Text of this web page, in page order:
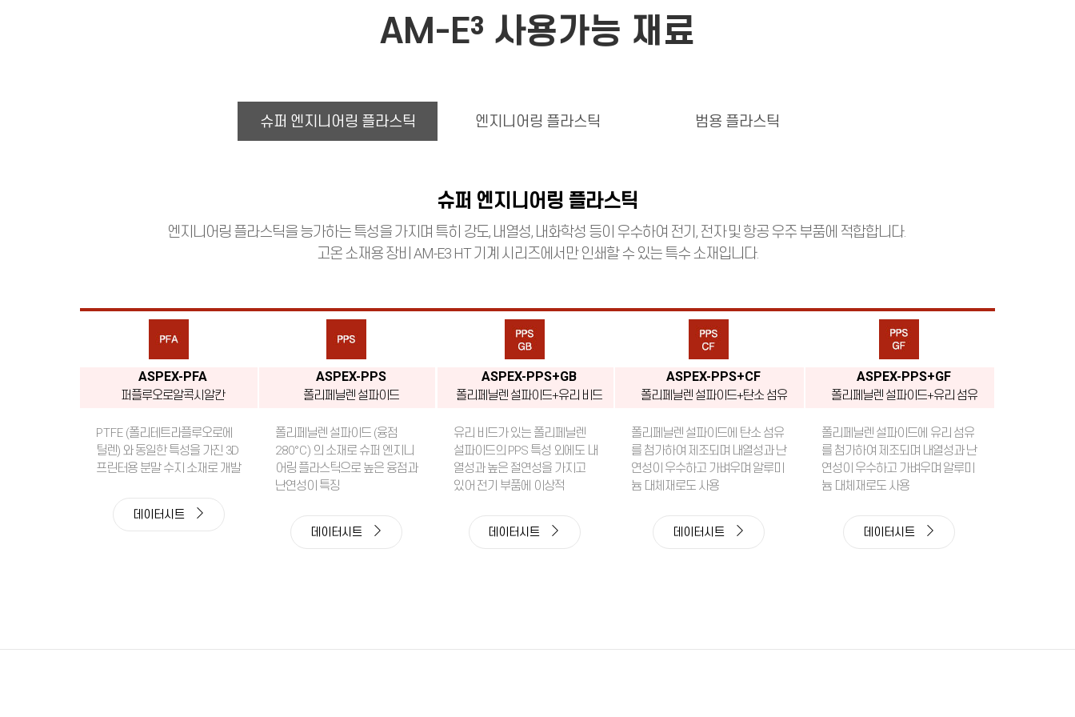
AM-E³ 사용가능 재료
슈퍼 엔지니어링 플라스틱 엔지니어링 플라스틱 범용 플라스틱
슈퍼 엔지니어링 플라스틱
엔지니어링 플라스틱을 능가하는 특성을 가지며 특히 강도, 내열성, 내화학성 등이 우수하여 전기, 전자 및 항공 우주 부품에 적합합니다.
고온 소재용 장비 AM-E3 HT 기계 시리즈에서만 인쇄할 수 있는 특수 소재입니다.
ASPEX-PFA
퍼플루오로알콕시알칸
PTFE (폴리테트라플루오로에
틸렌) 와 동일한 특성을 가진 3D
프린터용 분말 수지 소재로 개발
데이터시트
ASPEX-PPS
폴리페닐렌 설파이드
폴리페닐렌 설파이드 (융점
280°C) 의 소재로 슈퍼 엔지니
어링 플라스틱으로 높은 융점과
난연성이 특징
데이터시트
ASPEX-PPS+GB
폴리페닐렌 설파이드+유리 비드
유리 비드가 있는 폴리페닐렌
설파이드의 PPS 특성 외에도 내
열성과 높은 절연성을 가지고
있어 전기 부품에 이상적
데이터시트
ASPEX-PPS+CF
폴리페닐렌 설파이드+탄소 섬유
폴리페닐렌 설파이드에 탄소 섬유
를 첨가하여 제조되며 내열성과 난
연성이 우수하고 가벼우며 알루미
늄 대체재로도 사용
데이터시트
ASPEX-PPS+GF
폴리페닐렌 설파이드+유리 섬유
폴리페닐렌 설파이드에 유리 섬유
를 첨가하여 제조되며 내열성과 난
연성이 우수하고 가벼우며 알루미
늄 대체재로도 사용
데이터시트